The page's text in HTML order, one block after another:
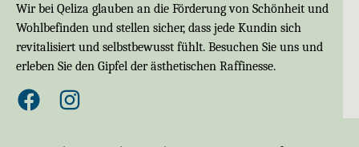
Wir bei Qeliza glauben an die Förderung von Schönheit und
Wohlbefinden und stellen sicher, dass jede Kundin sich
revitalisiert und selbstbewusst fühlt. Besuchen Sie uns und
erleben Sie den Gipfel der ästhetischen Raffinesse.